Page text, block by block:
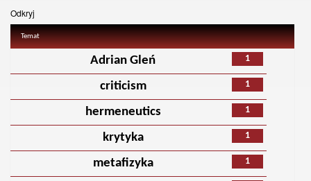
Odkryj
Temat
1
Adrian Gleń
1
criticism
1
hermeneutics
1
krytyka
1
metafizyka